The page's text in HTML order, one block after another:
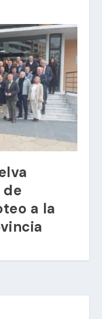
a la